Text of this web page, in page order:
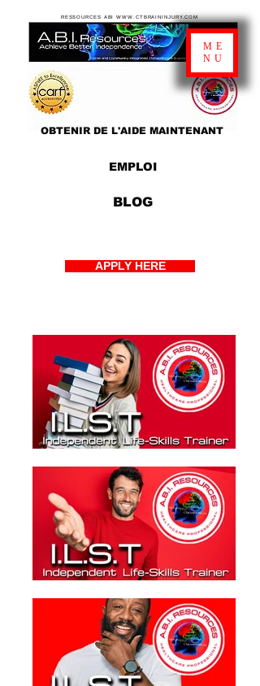
EMPLOI
OBTENIR DE L'AIDE MAINTENANT
BLOG
RESSOURCES ABI WWW.CTBRAININJURY.COM
ME
NU
APPLY HERE